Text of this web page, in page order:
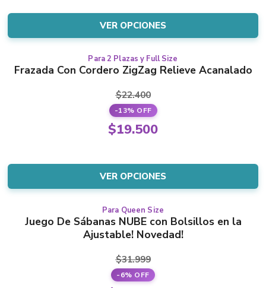
$36.000.
price
is:
$31.500.
VER OPCIONES
be
chosen
on
the
product
page
Para 2 Plazas y Full Size
Frazada Con Cordero ZigZag Relieve Acanalado
$22.400
-13% OFF
Original
$22.400.
$19.500
price
is:
$19.500.
VER OPCIONES
This
product
has
multiple
variants.
The
may
be
chosen
on
the
product
page
Para Queen Size
Juego De Sábanas NUBE con Bolsillos en la
Ajustable! Novedad!
$31.999
-6% OFF
This
product
has
multiple
variants.